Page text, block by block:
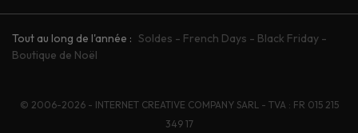
Tout au long de l'année : Soldes - French Days - Black Friday -
Boutique de Noël
© 2006-2026 - INTERNET CREATIVE COMPANY SARL - TVA : FR 015 215
349 17